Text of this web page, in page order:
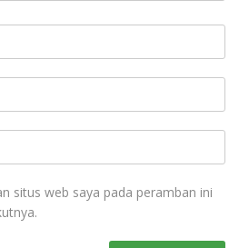
situs web saya pada peramban ini